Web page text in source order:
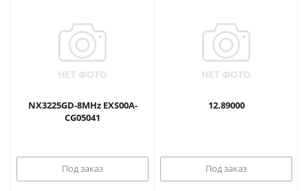
NX3225GD-8MHz EXS00A-
CG05041
Под заказ
12.89000
Под заказ